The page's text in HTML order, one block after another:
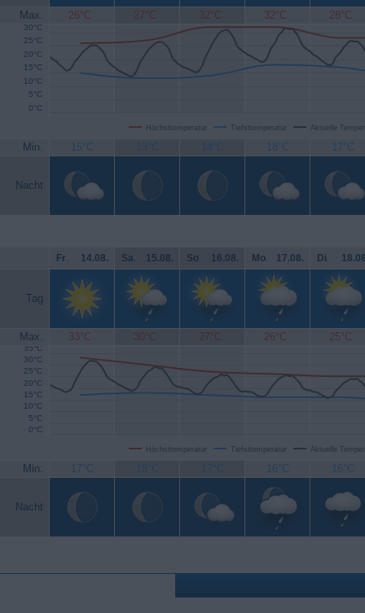
Max. 26°C 27°C 32°C 32°C 28°C
Höchsttemperatur Tiefsttemperatur Aktuelle
0°C
5°C
10°C
15°C
20°C
25°C
30°C
Min. 15°C 13°C 14°C 18°C 17°C
Nacht
Fr. 14.08. Sa. 15.08. So. 16.08. Mo. 17.08. Di.
Tag
Max. 33°C 30°C 27°C 26°C 25°C
Höchsttemperatur Tiefsttemperatur Aktuelle
0°C
5°C
10°C
15°C
20°C
25°C
30°C
35°C
Min. 17°C 18°C 17°C 16°C 16°C
Nacht